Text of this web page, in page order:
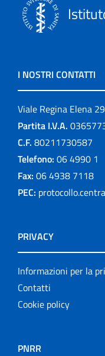
I NOSTRI CONTATTI
Viale Regina Elena
Partita I.V.A.
C.F. 80211730587
Telefono: 06 4990 1
Fax: 06 4938 7118
PEC:
PRIVACY
Informazioni per la
Contatti
Cookie policy
PNRR